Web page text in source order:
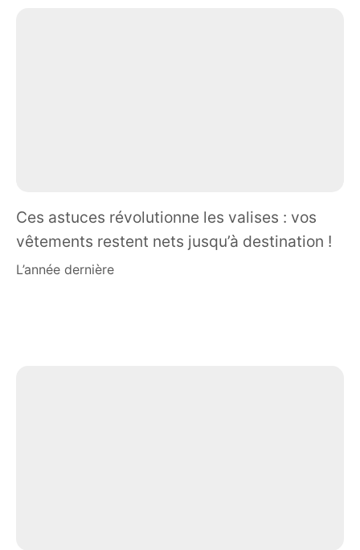
Ces astuces révolutionne les valises : vos
vêtements restent nets jusqu’à destination !
l’année dernière